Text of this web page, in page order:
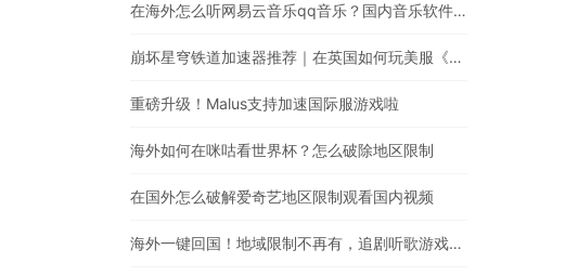
在海外怎么听网易云音乐qq音乐？国内音乐软件有版权限制解决方法
崩坏星穹铁道加速器推荐｜在英国如何玩美服《崩坏：星穹铁道》
重磅升级！Malus支持加速国际服游戏啦
海外如何在咪咕看世界杯？怎么破除地区限制
在国外怎么破解爱奇艺地区限制观看国内视频
海外一键回国！地域限制不再有，追剧听歌游戏全都行